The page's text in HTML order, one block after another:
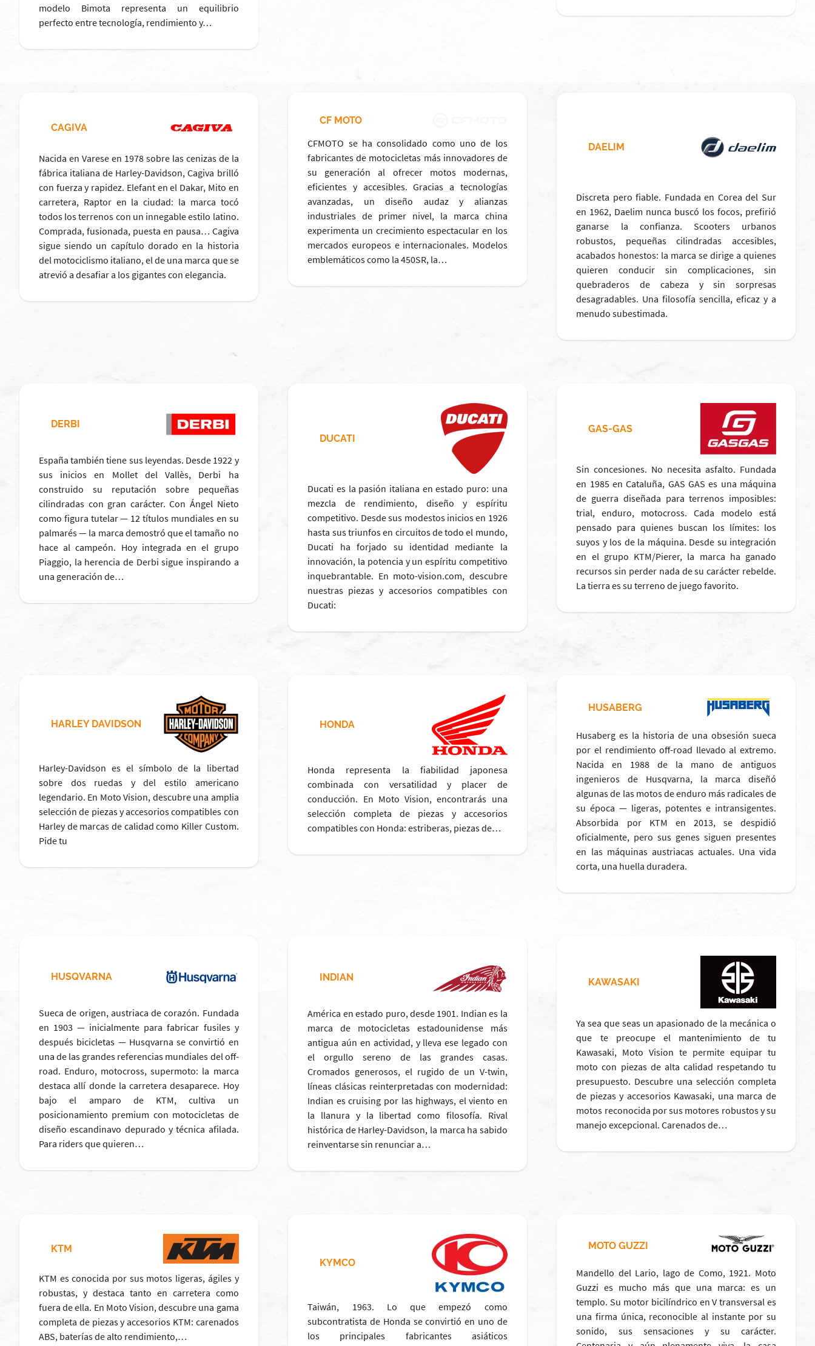
modelo Bimota representa un equilibrio
perfecto entre tecnología, rendimiento y…
CAGIVA
Nacida en Varese en 1978 sobre las cenizas de la
fábrica italiana de Harley-Davidson, Cagiva brilló
con fuerza y rapidez. Elefant en el Dakar, Mito en
carretera, Raptor en la ciudad: la marca tocó
todos los terrenos con un innegable estilo latino.
Comprada, fusionada, puesta en pausa… Cagiva
sigue siendo un capítulo dorado en la historia
del motociclismo italiano, el de una marca que se
atrevió a desafiar a los gigantes con elegancia.
CF MOTO
CFMOTO se ha consolidado como uno de los
fabricantes de motocicletas más innovadores de
su generación al ofrecer motos modernas,
eficientes y accesibles. Gracias a tecnologías
avanzadas, un diseño audaz y alianzas
industriales de primer nivel, la marca china
experimenta un crecimiento espectacular en los
mercados europeos e internacionales. Modelos
emblemáticos como la 450SR, la…
DAELIM
Discreta pero fiable. Fundada en Corea del Sur
en 1962, Daelim nunca buscó los focos, prefirió
ganarse la confianza. Scooters urbanos
robustos, pequeñas cilindradas accesibles,
acabados honestos: la marca se dirige a quienes
quieren conducir sin complicaciones, sin
quebraderos de cabeza y sin sorpresas
desagradables. Una filosofía sencilla, eficaz y a
menudo subestimada.
DERBI
España también tiene sus leyendas. Desde 1922 y
sus inicios en Mollet del Vallès, Derbi ha
construido su reputación sobre pequeñas
cilindradas con gran carácter. Con Ángel Nieto
como figura tutelar — 12 títulos mundiales en su
palmarés — la marca demostró que el tamaño no
hace al campeón. Hoy integrada en el grupo
Piaggio, la herencia de Derbi sigue inspirando a
una generación de…
DUCATI
Ducati es la pasión italiana en estado puro: una
mezcla de rendimiento, diseño y espíritu
competitivo. Desde sus modestos inicios en 1926
hasta sus triunfos en circuitos de todo el mundo,
Ducati ha forjado su identidad mediante la
innovación, la potencia y un espíritu competitivo
inquebrantable. En moto-vision.com, descubre
nuestras piezas y accesorios compatibles con
Ducati:
GAS-GAS
Sin concesiones. No necesita asfalto. Fundada
en 1985 en Cataluña, GAS GAS es una máquina
de guerra diseñada para terrenos imposibles:
trial, enduro, motocross. Cada modelo está
pensado para quienes buscan los límites: los
suyos y los de la máquina. Desde su integración
en el grupo KTM/Pierer, la marca ha ganado
recursos sin perder nada de su carácter rebelde.
La tierra es su terreno de juego favorito.
HARLEY DAVIDSON
Harley-Davidson es el símbolo de la libertad
sobre dos ruedas y del estilo americano
legendario. En Moto Vision, descubre una amplia
selección de piezas y accesorios compatibles con
Harley de marcas de calidad como Killer Custom.
Pide tu
HONDA
Honda representa la fiabilidad japonesa
combinada con versatilidad y placer de
conducción. En Moto Vision, encontrarás una
selección completa de piezas y accesorios
compatibles con Honda: estriberas, piezas de…
HUSABERG
Husaberg es la historia de una obsesión sueca
por el rendimiento off-road llevado al extremo.
Nacida en 1988 de la mano de antiguos
ingenieros de Husqvarna, la marca diseñó
algunas de las motos de enduro más radicales de
su época — ligeras, potentes e intransigentes.
Absorbida por KTM en 2013, se despidió
oficialmente, pero sus genes siguen presentes
en las máquinas austriacas actuales. Una vida
corta, una huella duradera.
HUSQVARNA
Sueca de origen, austriaca de corazón. Fundada
en 1903 — inicialmente para fabricar fusiles y
después bicicletas — Husqvarna se convirtió en
una de las grandes referencias mundiales del off-
road. Enduro, motocross, supermoto: la marca
destaca allí donde la carretera desaparece. Hoy
bajo el amparo de KTM, cultiva un
posicionamiento premium con motocicletas de
diseño escandinavo depurado y técnica afilada.
Para riders que quieren…
INDIAN
América en estado puro, desde 1901. Indian es la
marca de motocicletas estadounidense más
antigua aún en actividad, y lleva ese legado con
el orgullo sereno de las grandes casas.
Cromados generosos, el rugido de un V-twin,
líneas clásicas reinterpretadas con modernidad:
Indian es cruising por las highways, el viento en
la llanura y la libertad como filosofía. Rival
histórica de Harley-Davidson, la marca ha sabido
reinventarse sin renunciar a…
KAWASAKI
Ya sea que seas un apasionado de la mecánica o
que te preocupe el mantenimiento de tu
Kawasaki, Moto Vision te permite equipar tu
moto con piezas de alta calidad respetando tu
presupuesto. Descubre una selección completa
de piezas y accesorios Kawasaki, una marca de
motos reconocida por sus motores robustos y su
manejo excepcional. Carenados de…
KTM
KTM es conocida por sus motos ligeras, ágiles y
robustas, y destaca tanto en carretera como
fuera de ella. En Moto Vision, descubre una gama
completa de piezas y accesorios KTM: carenados
ABS, baterías de alto rendimiento,…
KYMCO
Taiwán, 1963. Lo que empezó como
subcontratista de Honda se convirtió en uno de
los principales fabricantes asiáticos
MOTO GUZZI
Mandello del Lario, lago de Como, 1921. Moto
Guzzi es mucho más que una marca: es un
templo. Su motor bicilíndrico en V transversal es
una firma única, reconocible al instante por su
sonido, sus sensaciones y su carácter.